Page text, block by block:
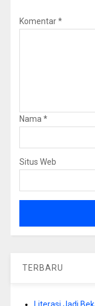
Komentar*
Nama *
Situs Web
TERBARU